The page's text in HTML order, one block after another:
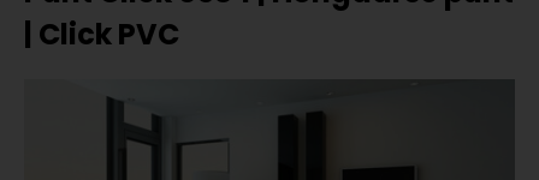
| Click PVC